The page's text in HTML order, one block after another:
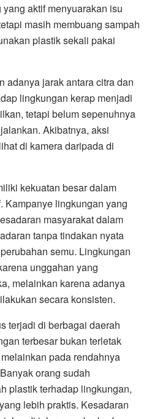
aktif menyuarakan isu
masih membuang sampah
plastik sekali pakai
adanya jarak antara citra dan
lingkungan kerap menjadi
tetapi belum sepenuhnya
Akibatnya, aksi
di kamera daripada di
kekuatan besar dalam
Kampanye lingkungan yang
masyarakat dalam
tanpa tindakan nyata
semu. Lingkungan
unggahan yang
melainkan karena adanya
secara konsisten.
terjadi di berbagai daerah
terbesar bukan terletak
pada rendahnya
orang sudah
plastik terhadap lingkungan,
lebih praktis. Kesadaran